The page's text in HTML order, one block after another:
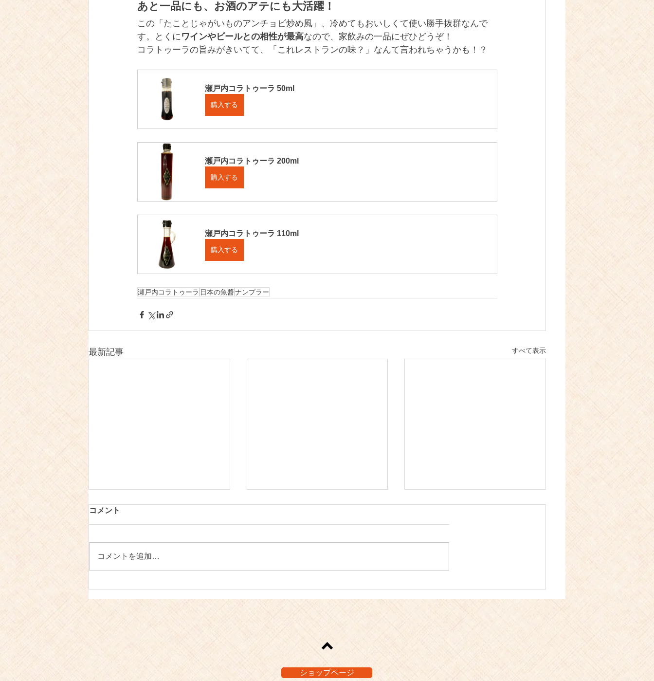
あと一品にも、お酒のアテにも大活躍！
この「たことじゃがいものアンチョビ炒め風」、冷めてもおいしくて使い勝手抜群なんで
す。とくにワインやビールとの相性が最高なので、家飲みの一品にぜひどうぞ！
コラトゥーラの旨みがきいてて、「これレストランの味？」なんて言われちゃうかも！？
瀬戸内コラトゥーラ 50ml
購入する
瀬戸内コラトゥーラ 200ml
購入する
瀬戸内コラトゥーラ 110ml
購入する
瀬戸内コラトゥーラ 日本の魚醬ナンプラー
最新記事 すべて表示
ーラの発送包装について
送休業についてのお知らせ
瀬戸内コラトゥーラ香る、火
コメント
コメントを追加…
ショップページ